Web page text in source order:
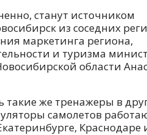
станут источником
из соседних
маркетинга региона,
и туризма
области
же тренажеры в
самолетов
Краснодаре